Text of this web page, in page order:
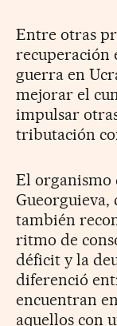
Entre otras
recuperación
guerra en
mejorar el
impulsar
tributación
El
Gueorguieva,
también
ritmo de
déficit y la
diferenció
encuentran
aquellos con